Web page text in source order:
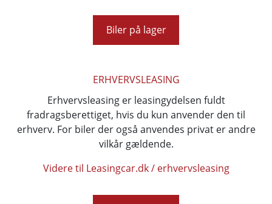
Biler på lager
ERHVERVSLEASING
Erhvervsleasing er leasingydelsen fuldt
fradragsberettiget, hvis du kun anvender den til
erhverv. For biler der også anvendes privat er andre
vilkår gældende.
Videre til Leasingcar.dk / erhvervsleasing